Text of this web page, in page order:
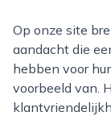
Op onze site brengen wij graag bedrijven onder de
aandacht die
hebben voor
voorbeeld van.